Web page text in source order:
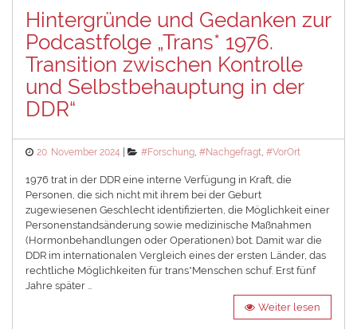
Hintergründe und Gedanken zur
Podcastfolge „Trans* 1976.
Transition zwischen Kontrolle
und Selbstbehauptung in der
DDR“
Posted
20. November 2024 Categories
#Forschung ,#Nachgefragt ,#VorOrt
1976 trat in der DDR eine interne Verfügung in Kraft, die
Personen, die sich nicht mit ihrem bei der Geburt
zugewiesenen Geschlecht identifizierten, die Möglichkeit einer
Personenstandsänderung sowie medizinische Maßnahmen
(Hormonbehandlungen oder Operationen) bot. Damit war die
DDR im internationalen Vergleich eines der ersten Länder, das
rechtliche Möglichkeiten für trans*Menschen schuf. Erst fünf
Jahre später …
Weiter lesen